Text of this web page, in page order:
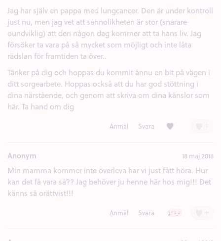
Jag har själv en pappa med lungcancer. Den är under kontroll
just nu, men jag vet att sannolikheten är stor (snarare
oundviklig) att den någon dag kommer att ta hans liv. Jag
försöker ta vara på så mycket som möjligt och inte låta
rädslan för framtiden ta över..
Tänker på dig och hoppas du kommit ännu en bit på vägen i
ditt sorgearbete. Hoppas också att du har god stöttning i
dina närstående, och genom att skriva om dina känslor som
här. Ta hand om dig
Anmäl Svara Kärlek (1)
Anonym 18 maj 2018
Min mamma kommer inte överleva har vi just fått höra. Hur
kan det få vara så?? Jag behöver ju henne här hos mig!!! Det
känns så orättvist!!!
Anmäl Svara Ledsen (2)
Besviken (1)